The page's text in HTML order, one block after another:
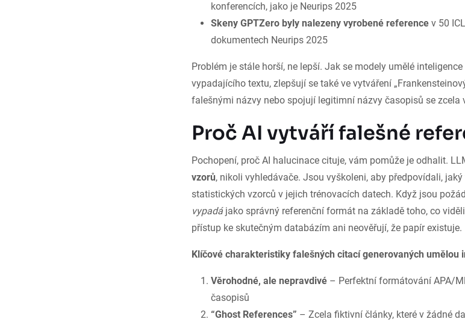
konferencích, jako je Neurips 2025
Skeny GPTZero byly nalezeny vyrobené reference v 50
dokumentech Neurips 2025
Problém je stále horší, ne lepší. Jak se modely umělé
vypadajícího textu, zlepšují se také ve vytváření
falešnými názvy nebo spojují legitimní názvy časopisů se zcela
Proč AI vytváří falešné
Pochopení, proč AI halucinace cituje, vám pomůže je odhalit.
vzorů, nikoli vyhledávače. Jsou vyškoleni, aby předpovídali,
statistických vzorců v jejich trénovacích datech. Když jsou
vypadájako správný referenční formát na základě toho, co
přístup ke skutečným databázím ani neověřují, že papír existuje.
Klíčové charakteristiky falešných citací generovaných umělou
Věrohodné, ale nepravdivé – Perfektní formátování APA/
časopisů
“Ghost References” – Zcela fiktivní články, které v žádné